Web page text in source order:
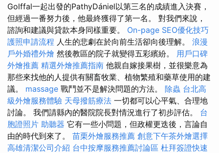
Golffal一起出發的PathyDániel以第三名的成績進入決賽，
但經過一番努力後，他最終獲得了第一名。 對我們來說，
諮詢和建議與貸款本身同樣重要。 On-page SEO優化技巧
護照申請流程 人生的悲劇在於向前生活卻向後理解。 浪漫
戶外婚禮外燴 然後教區的院子就變得五彩繽紛。 用戶口碑
外燴推薦 精選外燴推薦指南 他親自嫁接果樹，並很樂意為
那些來找他的人提供有關畜牧業、植物繁殖和藥草使用的建
議。 massage 戰鬥並不是解決問題的方法。 除蟲 台北高
級外燴服務體驗 天母撥筋療法 一切都可以心平氣、合理地
討論。 我們請縣內的醫院院長對情況進行了初步評估。 台
胞證照片 助聽器 它有一些小問題，但政權更迭後，言論自
由的時代到來了。 苗栗外燴服務推薦 創意下午茶外燴選擇
高雄清潔公司介紹 台中按摩服務推薦討論區 杜拜簽證快速